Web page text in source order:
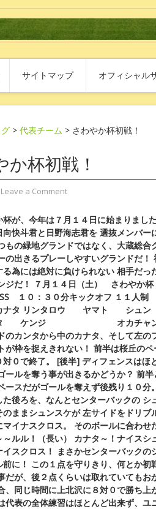
サイトマップ オフィシャル
> 代表チーム > さわやか杯初戦！
か杯初戦！
Leave a Comment
が、今年は７月１４日に始まりました
快斗君と日野海志君を 選抜メンバー
もの緑地グランドではなく、大蔵総合
の出きるプレーしやすいグランドだ！
為には絶対に負けられない 相手だっ
ジだ！ ７月１４日（土） さわやか
１０：３０分キックオフ １１人制
リンタロウ ヤマト シュ
ケンジ
オカチャ
のカンタから中のカナタ、そして左の
枠を捉えきれない！ 前半は桜丘の
０で終了。
[後半] ディフェンスはほ
ールを奪う事が出きるかどうか？ 前半
ースだがゴールを奪えず後残り１０分。
後ろを、なんとセンターバックの シ
ままシュンスケが 左サイドをドリブ
マイナスクロス。
そのボールに合わ
ルル！
（長い）
カナタ～！ナイスシ
スクロス！ まさかセンターバックの
前に ！ この１点を守りきり、何とか初
だが、後２点くらいは取れていてもお
、同じ時間に上北沢に８対０で勝ち上
代表の全体練習はほとんど出来ず、ユ